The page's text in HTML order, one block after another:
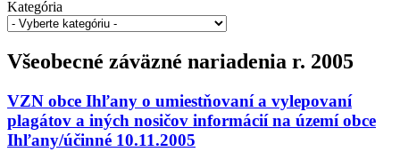
Kategória
Všeobecné záväzné nariadenia r. 2005
VZN obce Ihľany o umiestňovaní a vylepovaní
plagátov a iných nosičov informácií na území obce
Ihľany/účinné 10.11.2005